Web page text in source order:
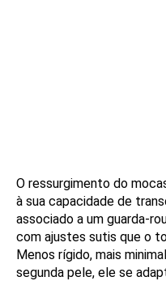
O ressurgimento do
à sua capacidade de
associado a um guarda-
com ajustes sutis que o
Menos rígido, mais
segunda pele, ele se